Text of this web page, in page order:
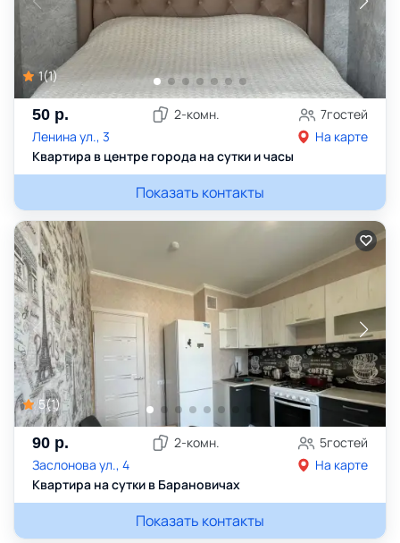
1(1)
50 р. 2-комн. 7гостей
Ленина ул., 3
На карте
Квартира в центре города на сутки и часы
Показать контакты
5(1)
90 р. 2-комн. 5гостей
Заслонова ул., 4
На карте
Квартира на сутки в Барановичах
Показать контакты